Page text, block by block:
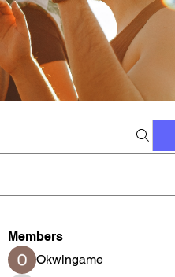
Members
Okwingame